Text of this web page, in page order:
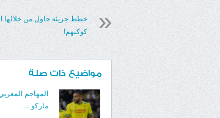
خطط جريئة حاول من خلالها
كوكبهم!
مواضيع ذات صلة
المهاجم
ماركو ...